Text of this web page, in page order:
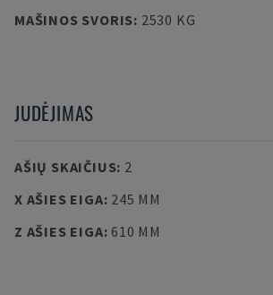
MAŠINOS SVORIS: 2530 KG
JUDĖJIMAS
AŠIŲ SKAIČIUS: 2
X AŠIES EIGA: 245 MM
Z AŠIES EIGA: 610 MM